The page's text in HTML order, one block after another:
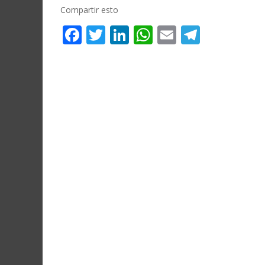
Compartir esto
Facebook
Twitter
LinkedIn
WhatsApp
Email